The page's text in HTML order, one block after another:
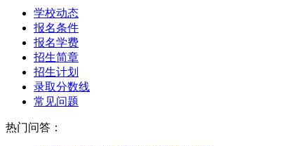
学校动态
报名条件
报名学费
招生简章
招生计划
录取分数线
常见问题
热门问答：